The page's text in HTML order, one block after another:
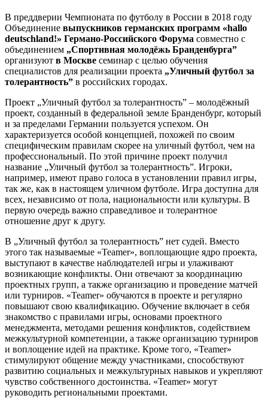
В преддверии Чемпионата по футболу в России в 2018 году
Объединение выпускников германских программ «hallo
deutschland!» Германо-Российского Форума совместно с
объединением „Спортивная молодёжь Бранденбурга”
организуют в Москве семинар с целью обучения
специалистов для реализации проекта „Уличный футбол за
толерантность” в российских городах.
Проект „Уличный футбол за толерантность” – молодёжный
проект, созданный в федеральной земле Бранденбург, который
и за пределами Германии пользуется успехом. Он
характеризуется особой концепцией, похожей по своим
специфическим правилам скорее на уличный футбол, чем на
профессиональный. По этой причине проект получил
название „Уличный футбол за толерантность”. Игроки,
например, имеют право голоса в установлении правил игры,
так же, как в настоящем уличном футболе. Игра доступна для
всех, независимо от пола, национальности или культуры. В
первую очередь важно справедливое и толерантное
отношение друг к другу.
В „Уличный футбол за толерантность” нет судей. Вместо
этого так называемые «Teamer», воплощающие ядро проекта,
выступают в качестве наблюдателей игры и улаживают
возникающие конфликты. Они отвечают за координацию
проектных групп, а также организацию и проведение матчей
или турниров. «Teamer» обучаются в проекте и регулярно
повышают свою квалификацию. Обучение включает в себя
знакомство с правилами игры, основами проектного
менеджмента, методами решения конфликтов, содействием
межкультурной компетенции, а также организацию турниров
и воплощение идей на практике. Кроме того, «Teamer»
стимулируют общение между участниками, способствуют
развитию социальных и межкультурных навыков и укрепляют
чувство собственного достоинства. «Teamer» могут
руководить региональными проектами.